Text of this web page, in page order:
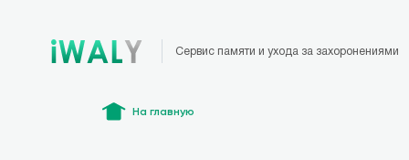
Сервис памяти и ухода за захоронениями
На главную